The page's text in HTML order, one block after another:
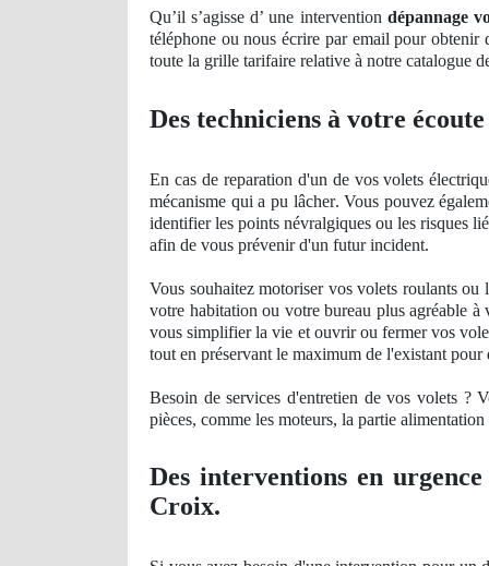
Qu’il s’agisse d’ une intervention dépannage
téléphone ou nous écrire par email pour obtenir
toute la grille tarifaire relative à notre catalogue
Des techniciens à votre
En cas de reparation d'un de vos volets
mécanisme qui a pu lâcher. Vous pouvez
identifier les points névralgiques ou les risques
afin de vous prévenir d'un futurincident.
Vous souhaitez motoriser vos volets roulants
votre habitation ou votre bureau plus agréable à
vous simplifier la vie et ouvrir ou fermer vos
tout en préservant le maximum de l'existant
Besoin de services d'entretien de vos volets ?
pièces, comme les moteurs, la partie
Des interventions en
Croix.